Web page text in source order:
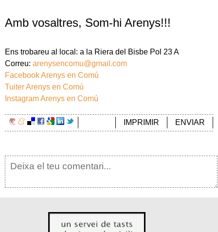
Amb vosaltres, Som-hi Arenys!!!
Ens trobareu al local: a la Riera del Bisbe Pol 23 A
Correu: arenysencomu@gmail.com
Facebook Arenys en Comú
Tuiter Arenys en Comú
Instagram Arenys en Comú
ENVIAR
IMPRIMIR